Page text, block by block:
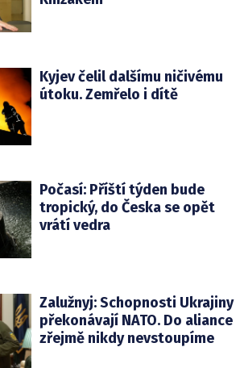
Kyjev čelil dalšímu ničivému
útoku. Zemřelo i dítě
Počasí: Příští týden bude
tropický, do Česka se opět
vrátí vedra
Zalužnyj: Schopnosti Ukrajiny
překonávají NATO. Do aliance
zřejmě nikdy nevstoupíme